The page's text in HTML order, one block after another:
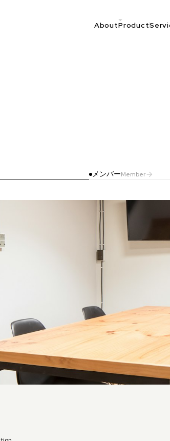
arrow_drop_down
AboutProduct
メンバーMemberarrow_forward